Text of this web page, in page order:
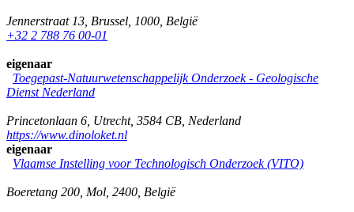
Jennerstraat 13 Brussel 1000 België
+32 2 788 76 00-01
eigenaar
Toegepast-Natuurwetenschappelijk Onderzoek - Geologische
Dienst Nederland
Princetonlaan 6 Utrecht, 3584 CB Nederland
https://www.dinoloket.nl
eigenaar
Vlaamse Instelling voor Technologisch Onderzoek (VITO)
Boeretang 200 Mol 2400 België